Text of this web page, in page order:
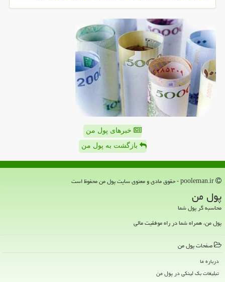
خبرهای پول من
بازگشت به پول من
پول من
محاسبه گر پول شما
پول من، همراه شما در راه موفقیت مالی
صفحات پول من
درباره ما
تبلیغات بک لینکی در پول من